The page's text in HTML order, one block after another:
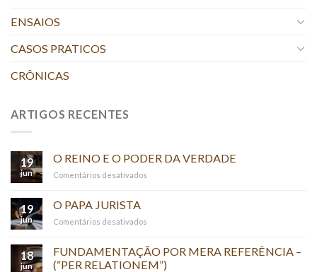
ENSAIOS
CASOS PRATICOS
CRÔNICAS
ARTIGOS RECENTES
19
jun
O REINO E O PODER DA VERDADE
Comentários desativados
DA
VERDADE
19
jun
O PAPA JURISTA
Comentários desativados
PAPA
JURISTA
18
jun
FUNDAMENTAÇÃO POR MERA REFERÊNCIA –
(“PER RELATIONEM”)